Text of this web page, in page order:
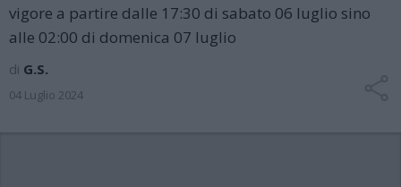
vigore a partire dalle 17:30 di sabato 06 luglio sino
alle 02:00 di domenica 07 luglio
di G.S.
04 Luglio 2024